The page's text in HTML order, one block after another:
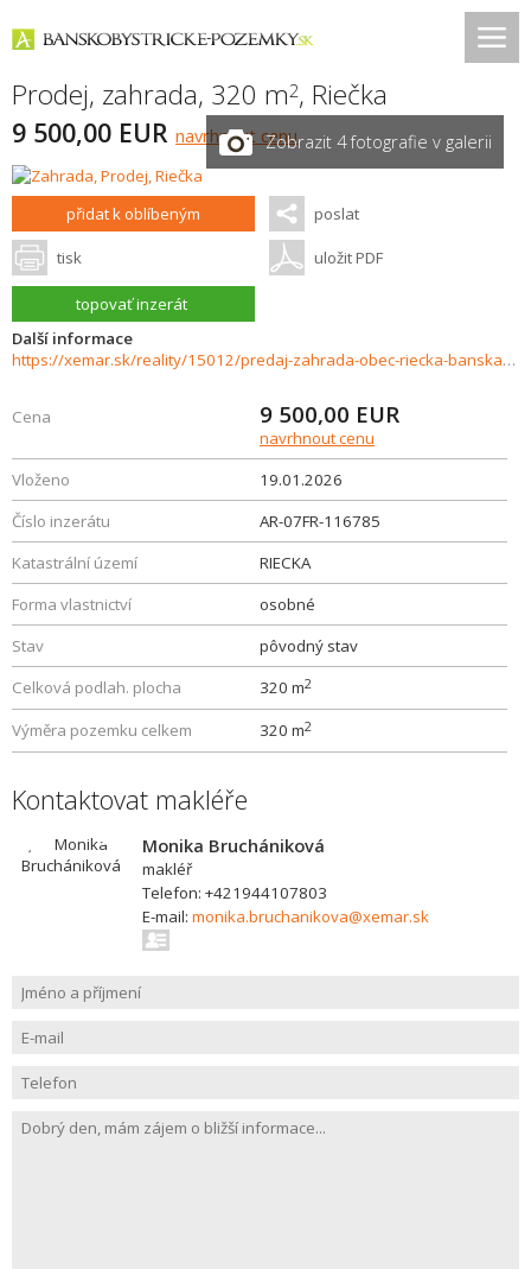
Prodej, zahrada, 320 m2, Riečka
9 500,00 EUR navrhnout cenuZobrazit 4 fotografie v galerii
přidat k oblíbeným poslat
tisk uložit PDF
topovať inzerát
Další informace
https://xemar.sk/reality/15012/predaj-zahrada-obec-riecka-banska-bystrica
Cena 9 500,00 EUR
navrhnout cenu
Vloženo
19.01.2026
Číslo inzerátu
AR-07FR-116785
Katastrální území
RIECKA
Forma vlastnictví
osobné
Stav
pôvodný stav
Celková podlah. plocha
320 m2
Výměra pozemku celkem 320 m2
Kontaktovat makléře
Monika Bruchániková
makléř
Telefon: +421944107803
E-mail: monika.bruchanikova@xemar.sk